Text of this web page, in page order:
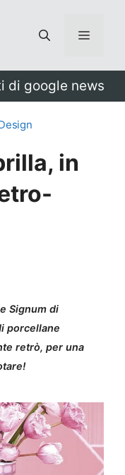
Menu
di google news
in
Signum di
porcellane
retrò, per una